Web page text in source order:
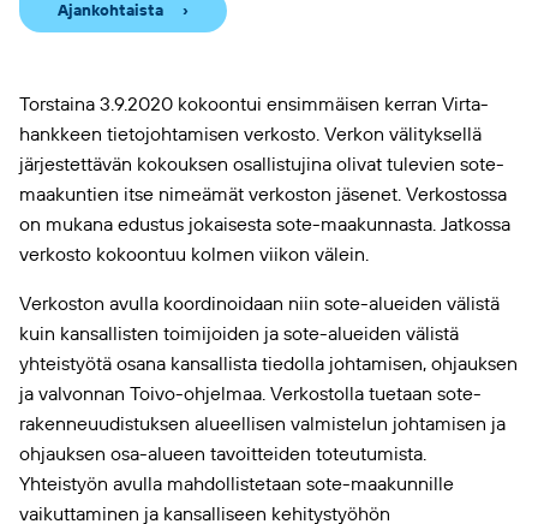
Ajankohtaista
Torstaina 3.9.2020 kokoontui ensimmäisen kerran Virta-
hankkeen tietojohtamisen verkosto. Verkon välityksellä
järjestettävän kokouksen osallistujina olivat tulevien sote-
maakuntien itse nimeämät verkoston jäsenet. Verkostossa
on mukana edustus jokaisesta sote-maakunnasta. Jatkossa
verkosto kokoontuu kolmen viikon välein.
Verkoston avulla koordinoidaan niin sote-alueiden välistä
kuin kansallisten toimijoiden ja sote-alueiden välistä
yhteistyötä osana kansallista tiedolla johtamisen, ohjauksen
ja valvonnan Toivo-ohjelmaa. Verkostolla tuetaan sote-
rakenneuudistuksen alueellisen valmistelun johtamisen ja
ohjauksen osa-alueen tavoitteiden toteutumista.
Yhteistyön avulla mahdollistetaan sote-maakunnille
vaikuttaminen ja kansalliseen kehitystyöhön